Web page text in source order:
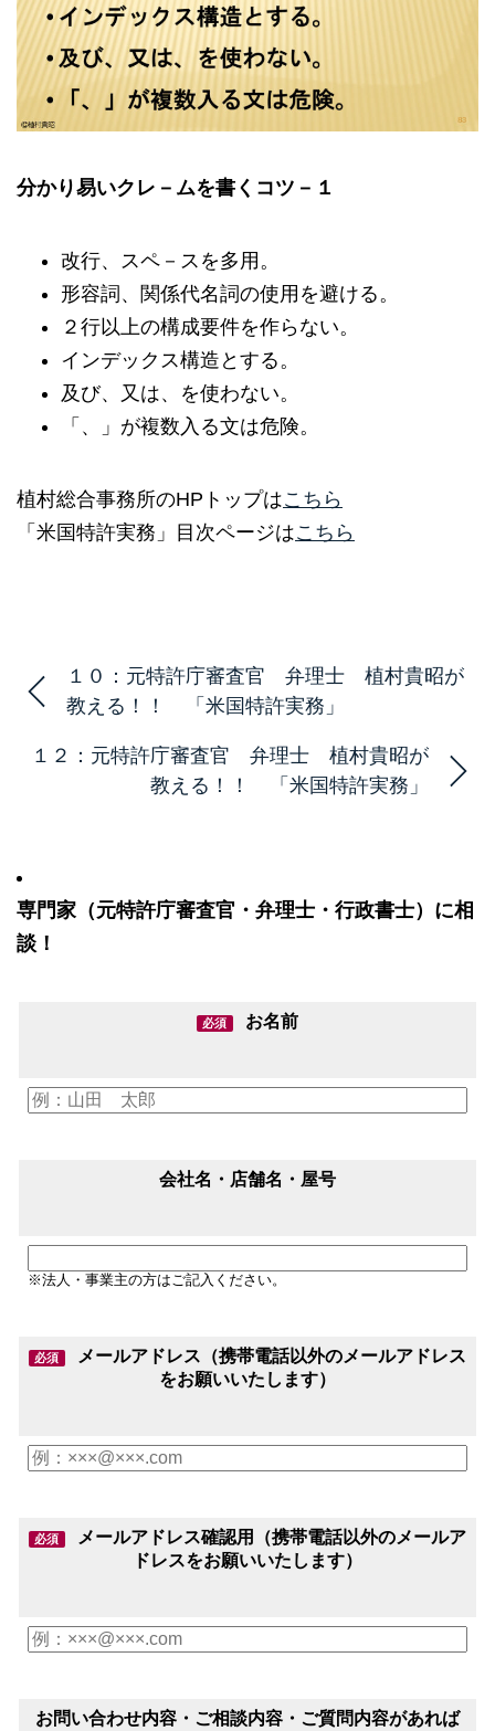
分かり易いクレ－ムを書くコツ－１
改行、スペ－スを多用。
形容詞、関係代名詞の使用を避ける。
２行以上の構成要件を作らない。
インデックス構造とする。
及び、又は、を使わない。
「、」が複数入る文は危険。
植村総合事務所のHPトップはこちら
「米国特許実務」目次ページはこちら
１０：元特許庁審査官 弁理士 植村貴昭が
教える！！ 「米国特許実務」
１２：元特許庁審査官 弁理士 植村貴昭が
教える！！ 「米国特許実務」
専門家（元特許庁審査官・弁理士・行政書士）に相
談！
必須 お名前
会社名・店舗名・屋号
※法人・事業主の方はご記入ください。
必須
メールアドレス（携帯電話以外のメールアドレス
をお願いいたします）
必須
メールアドレス確認用（携帯電話以外のメールア
ドレスをお願いいたします）
お問い合わせ内容・ご相談内容・ご質問内容があれば